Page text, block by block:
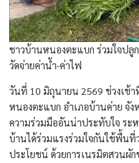
ชาวบ้านหนองตะแบก ร่วมใจปลู
วัดจ่ายค่าน้ำ-ค่าไฟ
วันที่ 10 มิถุนายน 2569 ช่วงเช้า
หนองตะแบก อำเภอบ้านค่าย จัง
ความร่วมมืออันน่าประทับใจ ระ
บ้านได้ร่วมแรงร่วมใจกันใช้พื้นที่
ประโยชน์ ด้วยการเนรมิตสวน